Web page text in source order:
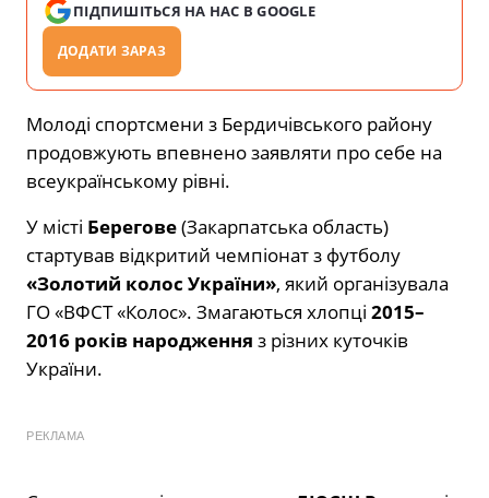
ПІДПИШІТЬСЯ НА НАС В GOOGLE
ДОДАТИ ЗАРАЗ
Молоді спортсмени з Бердичівського району
продовжують впевнено заявляти про себе на
всеукраїнському рівні.
У місті Берегове(Закарпатська область)
стартував відкритий чемпіонат з футболу
«Золотий колос України», який організувала
ГО «ВФСТ «Колос». Змагаються хлопці 2015–
2016 років народження з різних куточків
України.
РЕКЛАМА